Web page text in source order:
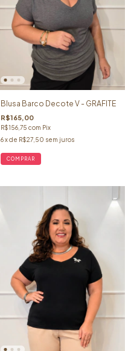
Blusa Barco Decote V - GRAFITE
R$165,00
R$156,75 com Pix
6 x de R$27,50 sem juros
COMPRAR